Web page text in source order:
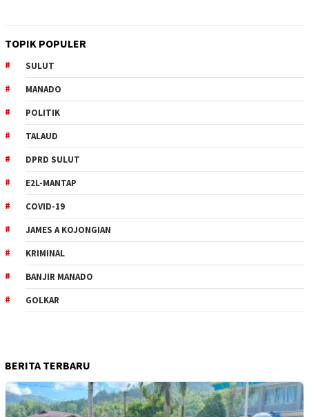
TOPIK POPULER
SULUT
MANADO
POLITIK
TALAUD
DPRD SULUT
E2L-MANTAP
COVID-19
JAMES A KOJONGIAN
KRIMINAL
BANJIR MANADO
GOLKAR
BERITA TERBARU